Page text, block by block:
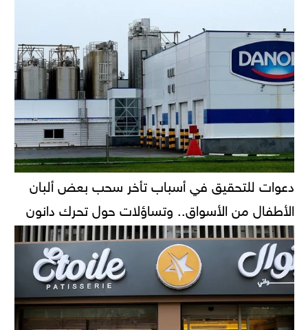
دعوات للتحقيق في أسباب تأخر سحب بعض ألبان
الأطفال من الأسواق.. وتساؤلات حول تحرك دانون